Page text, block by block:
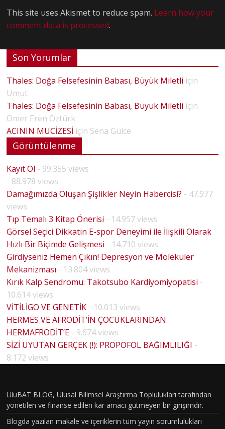
This site uses Akismet to reduce spam. Learn how your
comment data is processed.
Son Yorumlar
Thales: Doğa Felsefesinin Babası, Büyük Miletli için
Umut
Thales: Doğa Felsefesinin Babası, Büyük Miletli için
Ömer Eren Öztürk
ACININ MUCİZESİ için Sena Gülce
Görüntülenme
Kayıt Ol - 99.355 views
- 88.978 views
Damağımızda Oluşan Şişlikler Neyin Habercisi? - 47.977
views
Tıp Temalı 3 Kitap Önerisi - 14.957 views
Görsel Seçici Dikkatin E-spor Deneyimi ile İlişkili Olarak
Hızlı Bir Biçimde Gelişmesi - 14.710 views
Girdiyseniz Hemen Çıkın! Depresyon ve Moleküler
Mekanizması - 13.804 views
Kırık Kalp Sendromu: Takotsubo Kardiyomiyopatisi -
10.614 views
VİTİLİGO VE GENETİK - 10.013 views
HERMES VE AFRODİT’İN ÇOCUKLARINDAN
HERMAFRODİT’E - 9.674 views
SİZİ UYUTAN GERÇEK (!): PROPOFOL BAĞIMLILIĞI -
8.172 views
UluBAT BLOG, Ulusal Bilimsel Araştırma Toplulukları tarafından
yönetilen ve finanse edilen kar amacı gütmeyen bir girişimdir.
Blogda yazılan makale ve içeriklerin tüm yayın sorumlulukları
HOUSE
MD
BÖLÜM
VAKASI
GERÇEK